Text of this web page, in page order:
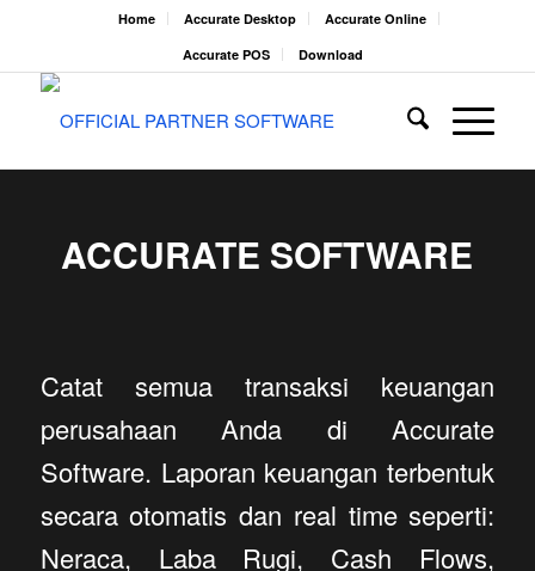
Home Accurate Desktop
Accurate Online
Accurate POS
Download
ACCURATE SOFTWARE
Catat semua transaksi keuangan
perusahaan Anda di Accurate
Software. Laporan keuangan terbentuk
secara otomatis dan real time seperti:
Neraca, Laba Rugi, Cash Flows,